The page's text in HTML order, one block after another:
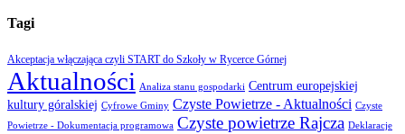
Tagi
Akceptacja włączająca czyli START do Szkoły w Rycerce Górnej
Aktualności Analiza stanu gospodarki Centrum europejskiej
kultury góralskiej Cyfrowe Gminy Czyste Powietrze - Aktualności Czyste
Powietrze - Dokumentacja programowa Czyste powietrze Rajcza Deklaracje